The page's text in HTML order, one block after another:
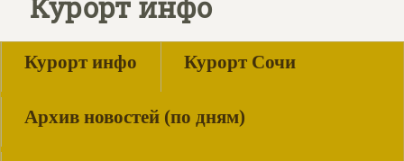
Курорт инфо Курорт Сочи
Архив новостей (по дням)